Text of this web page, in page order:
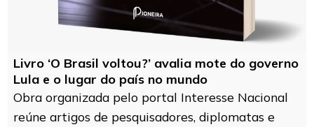
Livro ‘O Brasil voltou?’ avalia mote do governo
Lula e o lugar do país no mundo
Obra organizada pelo portal Interesse Nacional
reúne artigos de pesquisadores, diplomatas e